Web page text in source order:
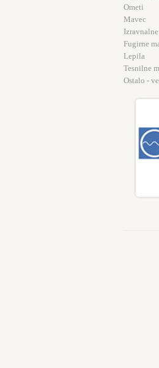
Ometi
Mavec
Izravnalne
Fugirne
Lepila
Tesnilne
Ostalo -